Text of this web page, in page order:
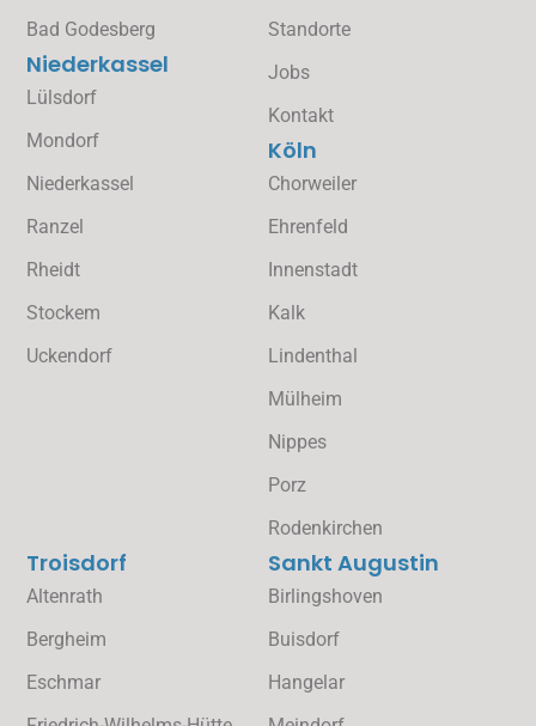
Standorte
Jobs
Kontakt
Köln
Chorweiler
Ehrenfeld
Innenstadt
Kalk
Lindenthal
Mülheim
Nippes
Porz
Rodenkirchen
Bad Godesberg
Niederkassel
Lülsdorf
Mondorf
Niederkassel
Ranzel
Rheidt
Stockem
Uckendorf
Sankt Augustin
Birlingshoven
Buisdorf
Hangelar
Troisdorf
Altenrath
Bergheim
Eschmar